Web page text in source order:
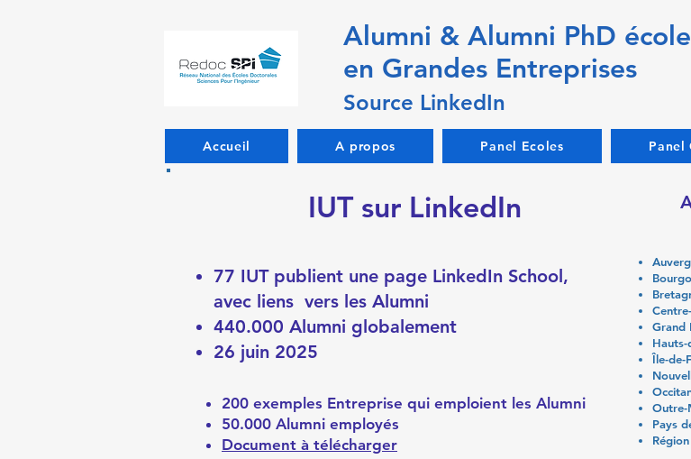
Alumni & Alumni PhD
en Grandes Entreprises
Source LinkedIn
Accueil A propos Panel Ecoles Panel
IUT sur LinkedIn
77 IUT publient une page LinkedIn School,
avec liens vers les Alumni​
440.000 Alumni globalement
26 juin 2025
200 exemples Entreprise qui emploient les Alumni
50.000 Alumni employés
Document à télécharger
Grand
Hauts-
Île-de-
Outre-
Pays